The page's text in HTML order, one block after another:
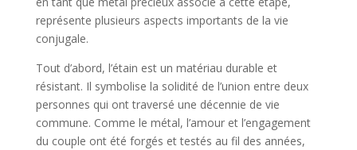
représente plusieurs aspects importants de la vie
conjugale.
Tout d’abord, l’étain est un matériau durable et
résistant. Il symbolise la solidité de l’union entre deux
personnes qui ont traversé une décennie de vie
commune. Comme le métal, l’amour et l’engagement
du couple ont été forgés et testés au fil des années,